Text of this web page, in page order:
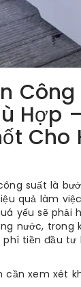
Hợp
Cho
suất là
quả làm
yếu sẽ phải
nước, trong
phí tiền đầu tư
cần xem xét